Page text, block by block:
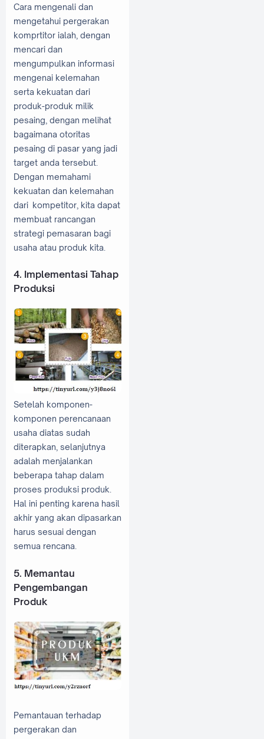
Cara mengenali dan
mengetahui pergerakan
komprtitor ialah, dengan
mencari dan
mengumpulkan informasi
mengenai kelemahan
serta kekuatan dari
produk-produk milik
pesaing, dengan melihat
bagaimana otoritas
pesaing di pasar yang jadi
target anda tersebut.
Dengan memahami
kekuatan dan kelemahan
dari kompetitor, kita dapat
membuat rancangan
strategi pemasaran bagi
usaha atau produk kita.
4. Implementasi Tahap
Produksi
Setelah komponen-
komponen perencanaan
usaha diatas sudah
diterapkan, selanjutnya
adalah menjalankan
beberapa tahap dalam
proses produksi produk.
Hal ini penting karena hasil
akhir yang akan dipasarkan
harus sesuai dengan
semua rencana.
5. Memantau
Pengembangan
Produk
Pemantauan terhadap
pergerakan dan